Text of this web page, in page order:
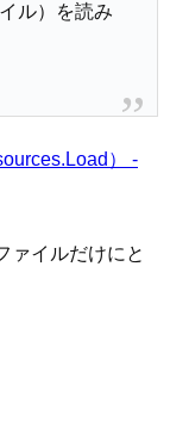
ル）を読み
） -
ァイルだけにと